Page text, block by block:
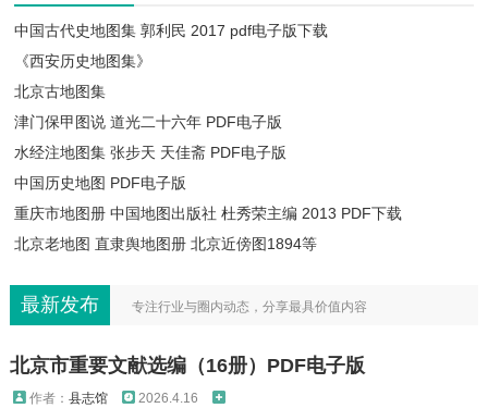
中国古代史地图集 郭利民 2017 pdf电子版下载
《西安历史地图集》
北京古地图集
津门保甲图说 道光二十六年 PDF电子版
水经注地图集 张步天 天佳斋 PDF电子版
中国历史地图 PDF电子版
重庆市地图册 中国地图出版社 杜秀荣主编 2013 PDF下载
北京老地图​ 直隶舆地图册 北京近傍图1894等
最新发布 专注行业与圈内动态，分享最具价值内容
北京市重要文献选编（16册）PDF电子版
作者： 县志馆
2026.4.16